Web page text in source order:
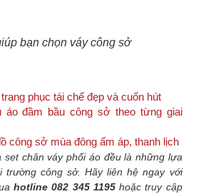
bạn chọn váy công sở
phục tái chế đẹp và cuốn hút
áo đầm bầu công sở theo từng giai
công sở mùa đông ấm áp, thanh lịch
set chân váy phối áo đều là những lựa
trường công sở.Hãy liên hệ ngay với
hotline 082 345 1195hoặc truy cập